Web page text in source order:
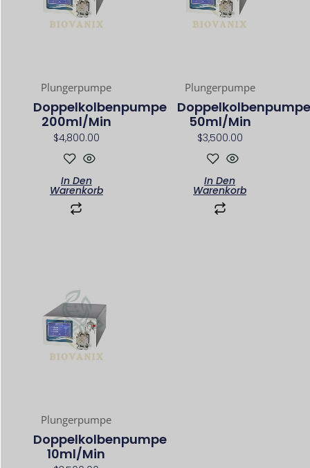
Plungerpumpe
Doppelkolbenpumpe
200ml/min
$4,800.00
In Den
Warenkorb
Plungerpumpe
Doppelkolbenpumpe
50ml/min
$3,500.00
In Den
Warenkorb
Plungerpumpe
Doppelkolbenpumpe
10ml/min